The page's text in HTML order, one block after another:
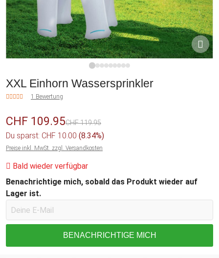
XXL Einhorn Wassersprinkler
1 Bewertung
CHF 109.95CHF 119.95
Du sparst: CHF 10.00 (8.34%)
Preise inkl. MwSt. zzgl. Versandkosten
Bald wieder verfügbar
Benachrichtige mich, sobald das Produkt wieder auf
Lager ist.
BENACHRICHTIGE MICH